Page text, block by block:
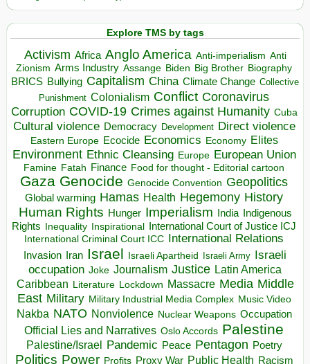
Explore TMS by tags
Activism Africa Anglo America Anti-imperialism Anti
Zionism Arms Industry Assange Biden Big Brother Biography
BRICS Bullying Capitalism China Climate Change Collective
Punishment Colonialism Conflict Coronavirus
Corruption COVID-19 Crimes against Humanity Cuba
Cultural violence Democracy Development Direct violence
Eastern Europe Ecocide Economics Economy Elites
Environment Ethnic Cleansing Europe European Union
Famine Fatah Finance Food for thought - Editorial cartoon
Gaza Genocide Genocide Convention Geopolitics
Global warming Hamas Health Hegemony History
Human Rights Hunger Imperialism India Indigenous
Rights
Inequality Inspirational
International Court of Justice ICJ
International Criminal Court ICC International Relations
Invasion Iran Israel Israeli Apartheid Israeli Army Israeli
occupation Joke Journalism Justice Latin America
Caribbean
Literature Lockdown Massacre Media Middle
East Military Military Industrial Media Complex Music Video
Nakba NATO Nonviolence Nuclear Weapons Occupation
Official Lies and Narratives Oslo Accords Palestine
Palestine/Israel Pandemic Peace Pentagon Poetry
Politics Power Profits Proxy War Public Health Racism